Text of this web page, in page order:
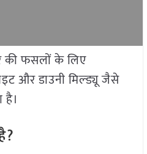
की फसलों के लिए
और डाउनी मिल्ड्यू जैसे
है।